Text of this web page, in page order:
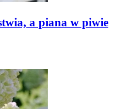
a piana w piwie